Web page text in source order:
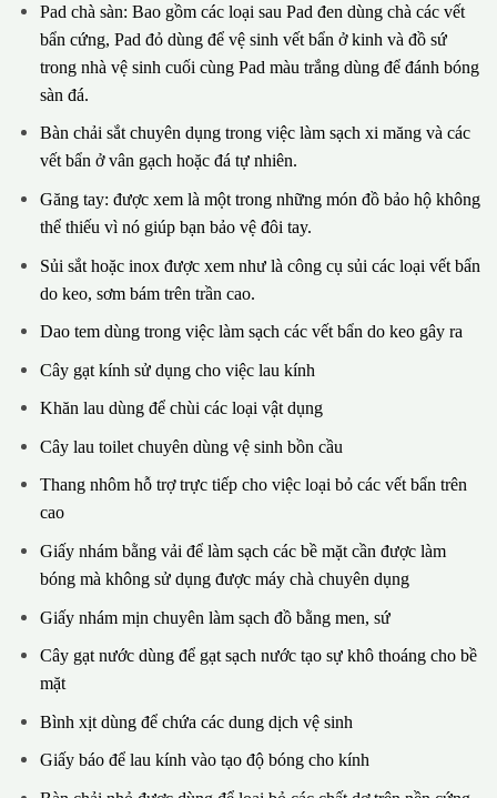
Pad chà sàn: Bao gồm các loại sau Pad đen dùng chà các vết
bẩn cứng, Pad đỏ dùng để vệ sinh vết bẩn ở kinh và đồ sứ
trong nhà vệ sinh cuối cùng Pad màu trắng dùng để đánh bóng
sàn đá.
Bàn chải sắt chuyên dụng trong việc làm sạch xi măng và các
vết bẩn ở vân gạch hoặc đá tự nhiên.
Găng tay: được xem là một trong những món đồ bảo hộ không
thể thiếu vì nó giúp bạn bảo vệ đôi tay.
Sủi sắt hoặc inox được xem như là công cụ sủi các loại vết bẩn
do keo, sơm bám trên trần cao.
Dao tem dùng trong việc làm sạch các vết bẩn do keo gây ra
Cây gạt kính sử dụng cho việc lau kính
Khăn lau dùng để chùi các loại vật dụng
Cây lau toilet chuyên dùng vệ sinh bồn cầu
Thang nhôm hỗ trợ trực tiếp cho việc loại bỏ các vết bẩn trên
cao
Giấy nhám bằng vải để làm sạch các bề mặt cần được làm
bóng mà không sử dụng được máy chà chuyên dụng
Giấy nhám mịn chuyên làm sạch đồ bằng men, sứ
Cây gạt nước dùng để gạt sạch nước tạo sự khô thoáng cho bề
mặt
Bình xịt dùng để chứa các dung dịch vệ sinh
Giấy báo để lau kính vào tạo độ bóng cho kính